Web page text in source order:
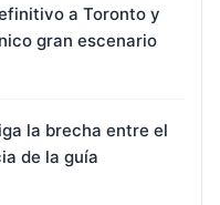
a Toronto y
gran escenario
la brecha entre el
de la guía